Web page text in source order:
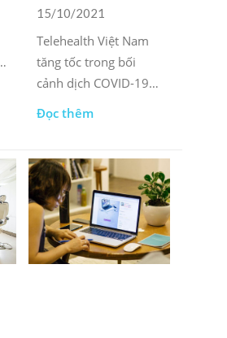
15/10/2021
Telehealth Việt Nam
tăng tốc trong bối
cảnh dịch COVID-19
bùng phát
Đọc thêm